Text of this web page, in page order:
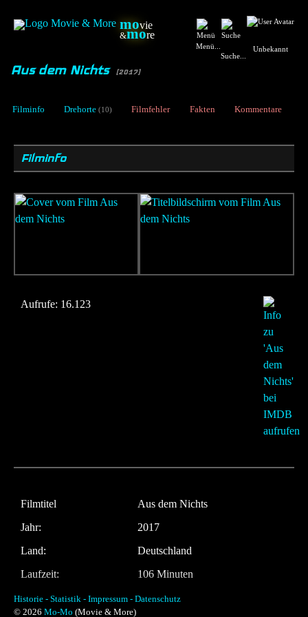
movie
&more
Menü...
Suche...
Unbekannt
Aus dem Nichts [2017]
Filminfo Drehorte (10) Filmfehler Fakten Kommentare
Filminfo
Aufrufe: 16.123
Filmtitel
Aus dem Nichts
Jahr:
2017
Land:
Deutschland
Laufzeit:
106 Minuten
Regie
Fatih Akin
Historie - Statistik - Impressum - Datenschutz
© 2026 Mo-Mo (Movie & More)